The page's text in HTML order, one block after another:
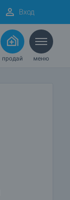
Вход
продай меню